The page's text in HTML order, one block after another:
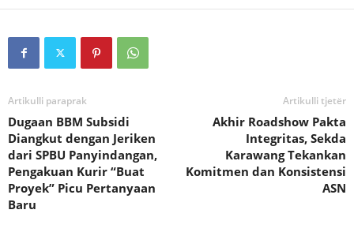
Artikulli paraprak
Dugaan BBM Subsidi
Diangkut dengan Jeriken
dari SPBU Panyindangan,
Pengakuan Kurir “Buat
Proyek” Picu Pertanyaan
Baru
Artikulli tjetër
Akhir Roadshow Pakta
Integritas, Sekda
Karawang Tekankan
Komitmen dan Konsistensi
ASN